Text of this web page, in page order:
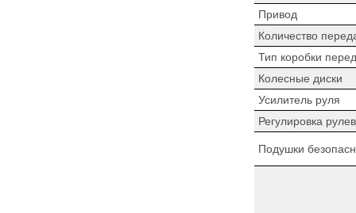
Привод
Количество
Тип коробки
Колесные диски
Усилитель руля
Регулировка
Подушки